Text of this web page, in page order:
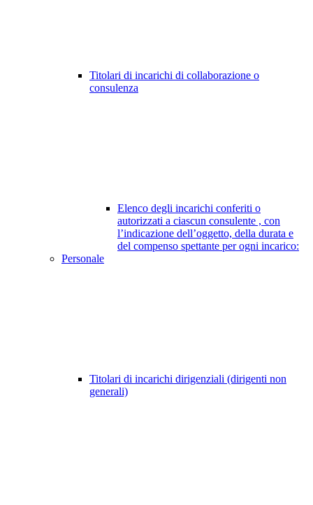
Titolari di incarichi di collaborazione o
consulenza
Elenco degli incarichi conferiti o
autorizzati a ciascun consulente , con
l’indicazione dell’oggetto, della durata e
del compenso spettante per ogni incarico:
Personale
Titolari di incarichi dirigenziali (dirigenti non
generali)